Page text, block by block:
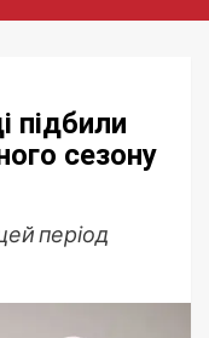
підбили
сезону
період